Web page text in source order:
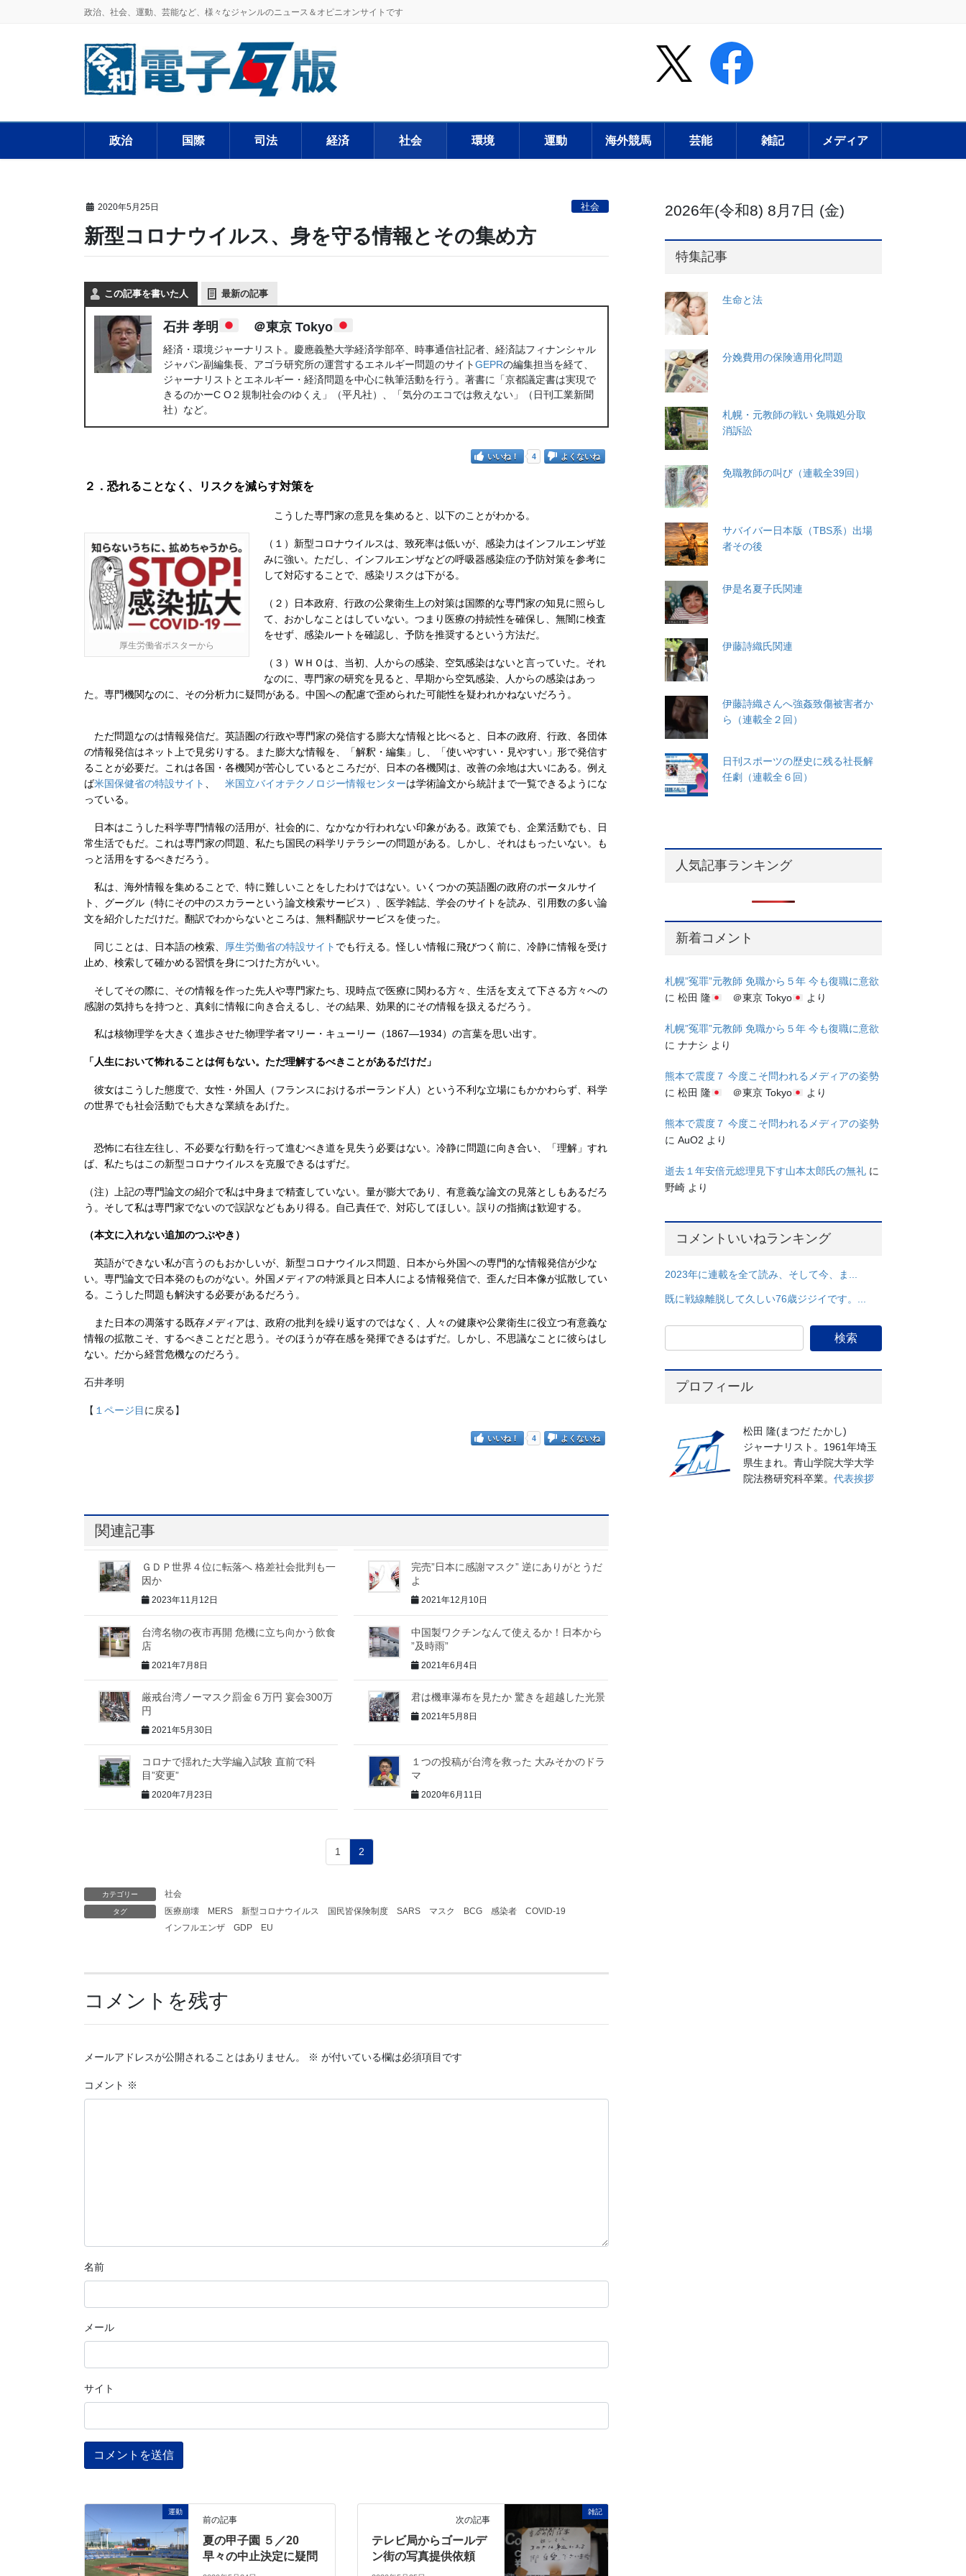
政治、社会、運動、芸能など、様々なジャンルのニュース＆オピニオンサイトです
政治 国際 司法 経済 社会 環境 運動 海外競馬 芸能 雑記 メディア
2020年5月25日 社会
新型コロナウイルス、身を守る情報とその集め方
この記事を書いた人 最新の記事
石井 孝明 ＠東京 Tokyo
経済・環境ジャーナリスト。慶應義塾大学経済学部卒、時事通信社記者、経済誌フィナンシャル
ジャパン副編集長、アゴラ研究所の運営するエネルギー問題のサイトGEPRの編集担当を経て、
ジャーナリストとエネルギー・経済問題を中心に執筆活動を行う。著書に「京都議定書は実現で
きるのかーC O２規制社会のゆくえ」（平凡社）、「気分のエコでは救えない」（日刊工業新聞
社）など。
いいね！ 4 よくないね
２．恐れることなく、リスクを減らす対策を
厚生労働省ポスターから
こうした専門家の意見を集めると、以下のことがわかる。
（１）新型コロナウイルスは、致死率は低いが、感染力はインフルエンザ並
みに強い。ただし、インフルエンザなどの呼吸器感染症の予防対策を参考に
して対応することで、感染リスクは下がる。
（２）日本政府、行政の公衆衛生上の対策は国際的な専門家の知見に照らし
て、おかしなことはしていない。つまり医療の持続性を確保し、無闇に検査
をせず、感染ルートを確認し、予防を推奨するという方法だ。
（３）ＷＨＯは、当初、人からの感染、空気感染はないと言っていた。それ
なのに、専門家の研究を見ると、早期から空気感染、人からの感染はあっ
た。専門機関なのに、その分析力に疑問がある。中国への配慮で歪められた可能性を疑われかねないだろう。
ただ問題なのは情報発信だ。英語圏の行政や専門家の発信する膨大な情報と比べると、日本の政府、行政、各団体
の情報発信はネット上で見劣りする。また膨大な情報を、「解釈・編集」し、「使いやすい・見やすい」形で発信す
ることが必要だ。これは各国・各機関が苦心しているところだが、日本の各機関は、改善の余地は大いにある。例え
ば米国保健省の特設サイト 、 米国立バイオテクノロジー情報センターは学術論文から統計まで一覧できるようにな
っている。
日本はこうした科学専門情報の活用が、社会的に、なかなか行われない印象がある。政策でも、企業活動でも、日
常生活でもだ。これは専門家の問題、私たち国民の科学リテラシーの問題がある。しかし、それはもったいない。も
っと活用をするべきだろう。
私は、海外情報を集めることで、特に難しいことをしたわけではない。いくつかの英語圏の政府のポータルサイ
ト、グーグル（特にその中のスカラーという論文検索サービス）、医学雑誌、学会のサイトを読み、引用数の多い論
文を紹介しただけだ。翻訳でわからないところは、無料翻訳サービスを使った。
同じことは、日本語の検索、 厚生労働省の特設サイト でも行える。怪しい情報に飛びつく前に、冷静に情報を受け
止め、検索して確かめる習慣を身につけた方がいい。
そしてその際に、その情報を作った先人や専門家たち、現時点で医療に関わる方々、生活を支えて下さる方々への
感謝の気持ちを持つと、真剣に情報に向き合えるし、その結果、効果的にその情報を扱えるだろう。
私は核物理学を大きく進歩させた物理学者マリー・キューリー（1867―1934）の言葉を思い出す。
「人生において怖れることは何もない。ただ理解するべきことがあるだけだ」
彼女はこうした態度で、女性・外国人（フランスにおけるポーランド人）という不利な立場にもかかわらず、科学
の世界でも社会活動でも大きな業績をあげた。
恐怖に右往左往し、不必要な行動を行って進むべき道を見失う必要はない。冷静に問題に向き合い、「理解」すれ
ば、私たちはこの新型コロナウイルスを克服できるはずだ。
（注）上記の専門論文の紹介で私は中身まで精査していない。量が膨大であり、有意義な論文の見落としもあるだろ
う。そして私は専門家でないので誤訳などもあり得る。自己責任で、対応してほしい。誤りの指摘は歓迎する。
（本文に入れない追加のつぶやき）
英語ができない私が言うのもおかしいが、新型コロナウイルス問題、日本から外国ヘの専門的な情報発信が少な
い。専門論文で日本発のものがない。外国メディアの特派員と日本人による情報発信で、歪んだ日本像が拡散してい
る。こうした問題も解決する必要があるだろう。
また日本の凋落する既存メディアは、政府の批判を繰り返すのではなく、人々の健康や公衆衛生に役立つ有意義な
情報の拡散こそ、するべきことだと思う。そのほうが存在感を発揮できるはずだ。しかし、不思議なことに彼らはし
ない。だから経営危機なのだろう。
石井孝明
【 １ページ目に戻る】
いいね！ 4 よくないね
関連記事
ＧＤＰ世界４位に転落へ 格差社会批判も一
因か
2023年11月12日
完売”日本に感謝マスク” 逆にありがとうだ
よ
2021年12月10日
台湾名物の夜市再開 危機に立ち向かう飲食
店
2021年7月8日
中国製ワクチンなんて使えるか！日本から
”及時雨”
2021年6月4日
厳戒台湾ノーマスク罰金６万円 宴会300万
円
2021年5月30日
君は機車瀑布を見たか 驚きを超越した光景
2021年5月8日
コロナで揺れた大学編入試験 直前で科
目”変更”
2020年7月23日
１つの投稿が台湾を救った 大みそかのドラ
マ
2020年6月11日
1 2
カテゴリー 社会
タグ 医療崩壊 MERS 新型コロナウイルス 国民皆保険制度 SARS マスク BCG 感染者
COVID-19
インフルエンザ
GDP EU
コメントを残す
メールアドレスが公開されることはありません。 ※ が付いている欄は必須項目です
コメント ※
名前
メール
サイト
運動
前の記事
夏の甲子園 ５／20
早々の中止決定に疑問
雑記
次の記事
テレビ局からゴールデ
ン街の写真提供依頼
2026年(令和8) 8月7日 (金)
特集記事
生命と法
分娩費用の保険適用化問題
札幌・元教師の戦い 免職処分取
消訴訟
免職教師の叫び（連載全39回）
サバイバー日本版（TBS系）出場
者その後
伊是名夏子氏関連
伊藤詩織氏関連
伊藤詩織さんへ強姦致傷被害者か
ら（連載全２回）
日刊スポーツの歴史に残る社長解
任劇（連載全６回）
人気記事ランキング
新着コメント
札幌”冤罪”元教師 免職から５年 今も復職に意欲
に松田 隆 ＠東京 Tokyo より
札幌”冤罪”元教師 免職から５年 今も復職に意欲
にナナシ より
熊本で震度７ 今度こそ問われるメディアの姿勢
に松田 隆 ＠東京 Tokyo より
熊本で震度７ 今度こそ問われるメディアの姿勢
にAuO2 より
逝去１年安倍元総理見下す山本太郎氏の無礼 に
野崎 より
コメントいいねランキング
2023年に連載を全て読み、そして今、ま...
既に戦線離脱して久しい76歳ジジイです。...
プロフィール
松田 隆(まつだ たかし)
ジャーナリスト。1961年埼玉
県生まれ。青山学院大学大学
院法務研究科卒業。代表挨拶